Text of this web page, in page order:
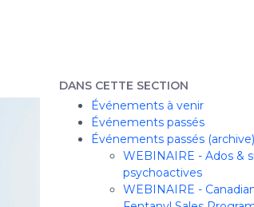
DANS CETTE SECTION
Événements à venir
Événements passés
Événements passés (archive)
WEBINAIRE - Ados &
psychoactives
WEBINAIRE -